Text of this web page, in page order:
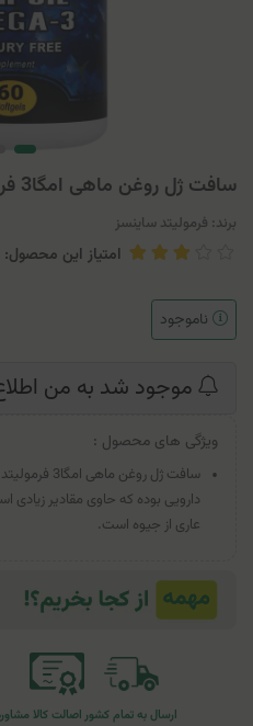
سافت ژل روغن ماهی امگا3 فرمولیتد ساینسز(60عددی)
برند: فرمولیتد ساینسز
امتیاز این محصول: 3.5
ناموجود
موجود شد به من
ویژگی های محصول :
دارویی بوده که حاوی مقادیر
عاری از جیوه است.
ارسال به تمام کشوراصالت کالا